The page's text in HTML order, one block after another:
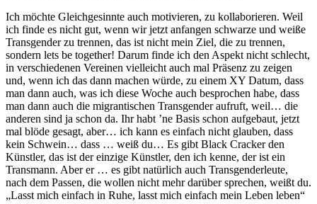
Ich möchte Gleichgesinnte auch motivieren, zu kollaborieren. Weil
ich finde es nicht gut, wenn wir jetzt anfangen schwarze und weiße
Transgender zu trennen, das ist nicht mein Ziel, die zu trennen,
sondern lets be together! Darum finde ich den Aspekt nicht schlecht,
in verschiedenen Vereinen vielleicht auch mal Präsenz zu zeigen
und, wenn ich das dann machen würde, zu einem XY Datum, dass
man dann auch, was ich diese Woche auch besprochen habe, dass
man dann auch die migrantischen Transgender aufruft, weil… die
anderen sind ja schon da. Ihr habt ’ne Basis schon aufgebaut, jetzt
mal blöde gesagt, aber… ich kann es einfach nicht glauben, dass
kein Schwein… dass … weiß du… Es gibt Black Cracker den
Künstler, das ist der einzige Künstler, den ich kenne, der ist ein
Transmann. Aber er … es gibt natürlich auch Transgenderleute,
nach dem Passen, die wollen nicht mehr darüber sprechen, weißt du.
„Lasst mich einfach in Ruhe, lasst mich einfach mein Leben leben“